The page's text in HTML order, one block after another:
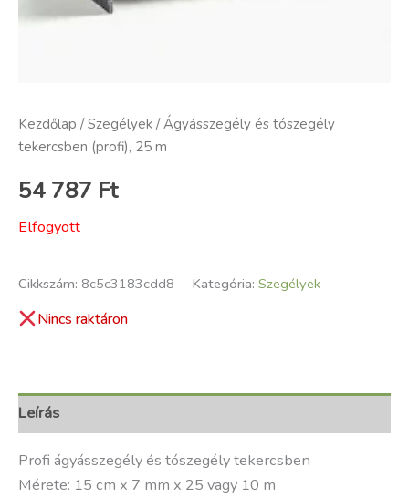
Kezdőlap /Szegélyek / Ágyásszegély és tószegély
tekercsben (profi), 25 m
54 787 Ft
Elfogyott
Cikkszám: 8c5c3183cdd8 Kategória: Szegélyek
Nincs raktáron
Leírás
Profi ágyásszegély és tószegély tekercsben
Mérete: 15 cm x 7 mm x 25 vagy 10 m